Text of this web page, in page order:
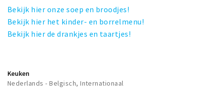
Bekijk hier onze soep en broodjes!
Bekijk hier het kinder- en borrelmenu!
Bekijk hier de drankjes en taartjes!
Keuken
Nederlands - Belgisch, Internationaal